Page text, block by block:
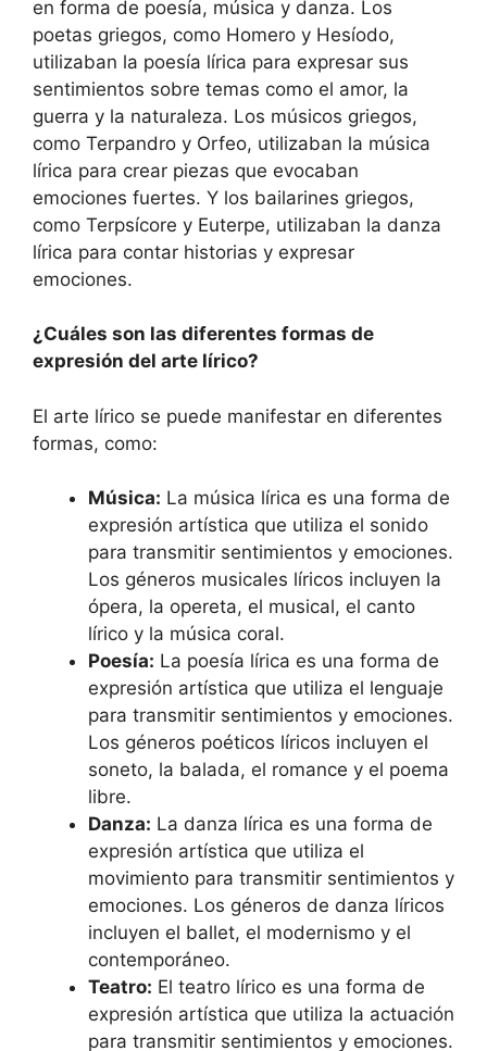
en forma de poesía, música y danza. Los
poetas griegos, como Homero y Hesíodo,
utilizaban la poesía lírica para expresar sus
sentimientos sobre temas como el amor, la
guerra y la naturaleza. Los músicos griegos,
como Terpandro y Orfeo, utilizaban la música
lírica para crear piezas que evocaban
emociones fuertes. Y los bailarines griegos,
como Terpsícore y Euterpe, utilizaban la danza
lírica para contar historias y expresar
emociones.
¿Cuáles son las diferentes formas de
expresión del arte lírico?
El arte lírico se puede manifestar en diferentes
formas, como:
Música: La música lírica es una forma de
expresión artística que utiliza el sonido
para transmitir sentimientos y emociones.
Los géneros musicales líricos incluyen la
ópera, la opereta, el musical, el canto
lírico y la música coral.
Poesía: La poesía lírica es una forma de
expresión artística que utiliza el lenguaje
para transmitir sentimientos y emociones.
Los géneros poéticos líricos incluyen el
soneto, la balada, el romance y el poema
libre.
Danza: La danza lírica es una forma de
expresión artística que utiliza el
movimiento para transmitir sentimientos y
emociones. Los géneros de danza líricos
incluyen el ballet, el modernismo y el
contemporáneo.
Teatro: El teatro lírico es una forma de
expresión artística que utiliza la actuación
para transmitir sentimientos y emociones.